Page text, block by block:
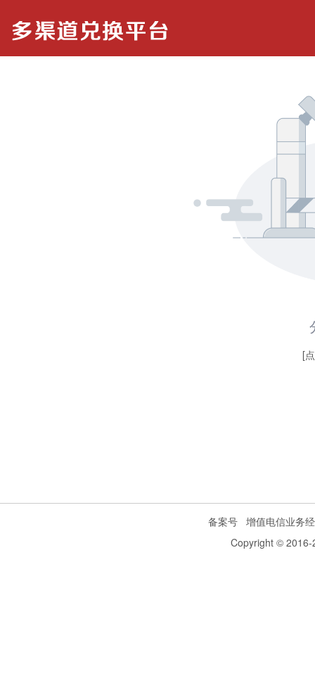
[
备案号 增值电信业务
Copyright © 2016-